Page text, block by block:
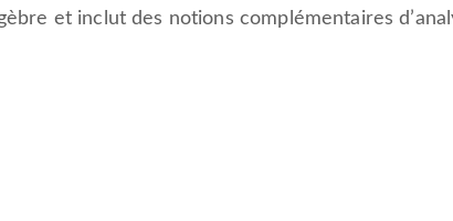
et inclut des notions complémentaires